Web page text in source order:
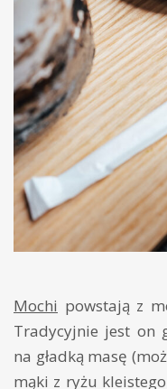
Mochi powstają z
Tradycyjnie jest on
na gładką masę
mąki z ryżu